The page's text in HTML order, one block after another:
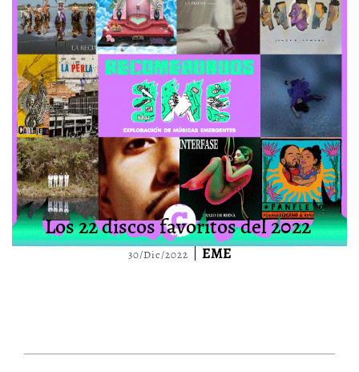
Los 22 discos favoritos del 2022
30/Dic/2022 EME